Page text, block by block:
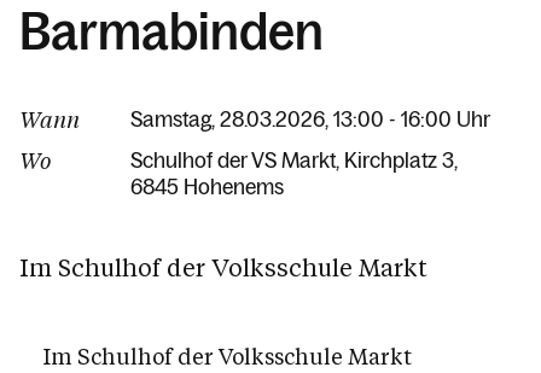
Barmabinden
Wann Samstag, 28.03.2026, 13:00 - 16:00 Uhr
Wo Schulhof der VS Markt Kirchplatz 3
6845 Hohenems
Im Schulhof der Volksschule Markt
Im Schulhof der Volksschule Markt